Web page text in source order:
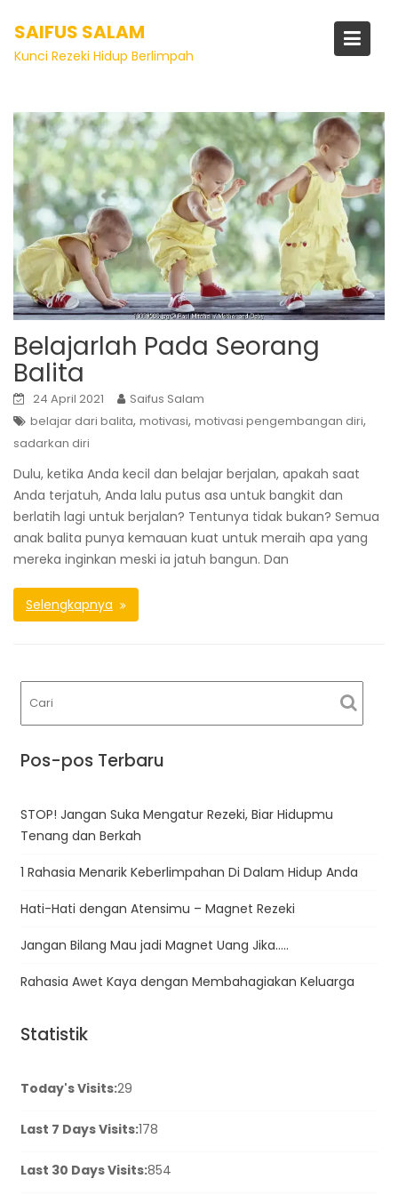
SAIFUS SALAM
Kunci Rezeki Hidup Berlimpah
Tag:sadarkan diri
Belajarlah Pada Seorang
Balita
24 April 2021
Saifus Salam
belajar dari balita, motivasi, motivasi pengembangan diri,
sadarkan diri
Dulu, ketika Anda kecil dan belajar berjalan, apakah saat
Anda terjatuh, Anda lalu putus asa untuk bangkit dan
berlatih lagi untuk berjalan? Tentunya tidak bukan? Semua
anak balita punya kemauan kuat untuk meraih apa yang
mereka inginkan meski ia jatuh bangun. Dan
Selengkapnya
Pos-pos Terbaru
STOP! Jangan Suka Mengatur Rezeki, Biar Hidupmu
Tenang dan Berkah
1 Rahasia Menarik Keberlimpahan Di Dalam Hidup Anda
Hati-Hati dengan Atensimu – Magnet Rezeki
Jangan Bilang Mau jadi Magnet Uang Jika…..
Rahasia Awet Kaya dengan Membahagiakan Keluarga
Statistik
Today's Visits:29
Last 7 Days Visits:178
Last 30 Days Visits:854